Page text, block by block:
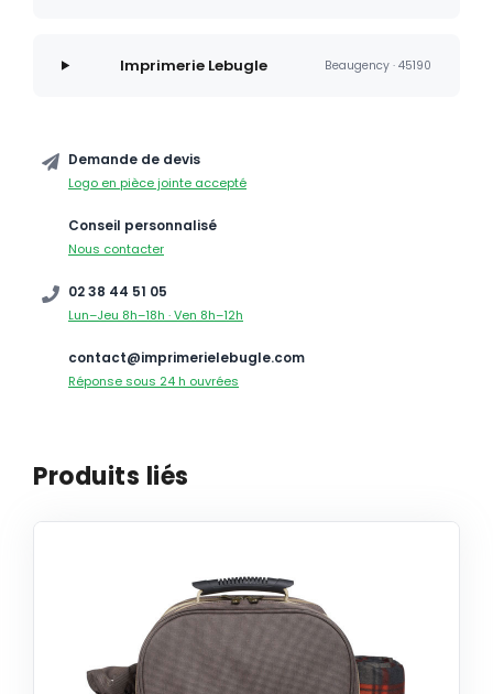
Imprimerie Lebugle Beaugency · 45190
Demande de devis
Logo en pièce jointe accepté
Conseil personnalisé
Nous contacter
02 38 44 51 05
Lun–Jeu 8h–18h · Ven 8h–12h
contact@imprimerielebugle.com
Réponse sous 24 h ouvrées
Produits liés